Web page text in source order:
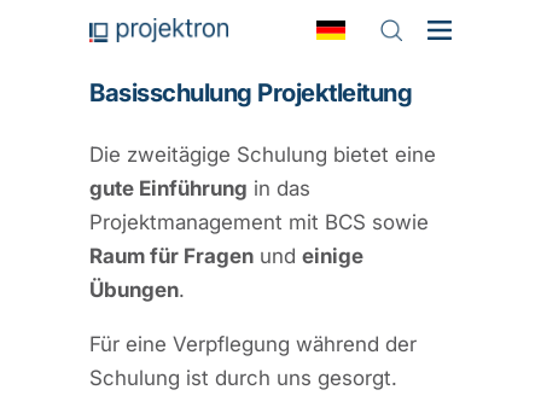
Basisschulung Projektleitung
Die zweitägige Schulung bietet eine
gute Einführung in das
Projektmanagement mit BCS sowie
Raum für Fragen und einige
Übungen.
Für eine Verpflegung während der
Schulung ist durch uns gesorgt.